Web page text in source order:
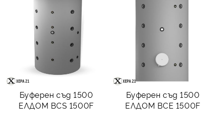
Буферен съд 1500
ЕЛДОМ BCS 1500F
Буферен съд 1500
ЕЛДОМ BCE 1500F